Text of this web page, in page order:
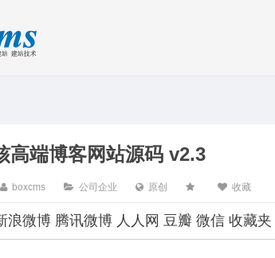
高端博客网站源码 v2.3
boxcms 公司企业 原创 收藏
浪微博 腾讯微博 人人网 豆瓣 微信 收藏夹